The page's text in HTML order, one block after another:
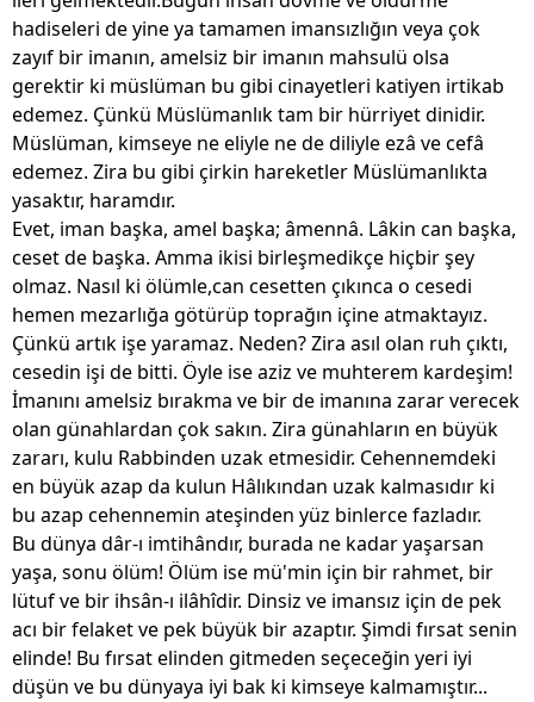
hadiseleri de yine ya tamamen imansızlığın veya çok
zayıf bir imanın, amelsiz bir imanın mahsulü olsa
gerektir ki müslüman bu gibi cinayetleri katiyen irtikab
edemez. Çünkü Müslümanlık tam bir hürriyet dinidir.
Müslüman, kimseye ne eliyle ne de diliyle ezâ ve cefâ
edemez. Zira bu gibi çirkin hareketler Müslümanlıkta
yasaktır, haramdır.
Evet, iman başka, amel başka; âmennâ. Lâkin can başka,
ceset de başka. Amma ikisi birleşmedikçe hiçbir şey
olmaz. Nasıl ki ölümle,can cesetten çıkınca o cesedi
hemen mezarlığa götürüp toprağın içine atmaktayız.
Çünkü artık işe yaramaz. Neden? Zira asıl olan ruh çıktı,
cesedin işi de bitti. Öyle ise aziz ve muhterem kardeşim!
İmanını amelsiz bırakma ve bir de imanına zarar verecek
olan günahlardan çok sakın. Zira günahların en büyük
zararı, kulu Rabbinden uzak etmesidir. Cehennemdeki
en büyük azap da kulun Hâlıkından uzak kalmasıdır ki
bu azap cehennemin ateşinden yüz binlerce fazladır.
Bu dünya dâr-ı imtihândır, burada ne kadar yaşarsan
yaşa, sonu ölüm! Ölüm ise mü'min için bir rahmet, bir
lütuf ve bir ihsân-ı ilâhîdir. Dinsiz ve imansız için de pek
acı bir felaket ve pek büyük bir azaptır. Şimdi fırsat senin
elinde! Bu fırsat elinden gitmeden seçeceğin yeri iyi
düşün ve bu dünyaya iyi bak ki kimseye kalmamıştır...